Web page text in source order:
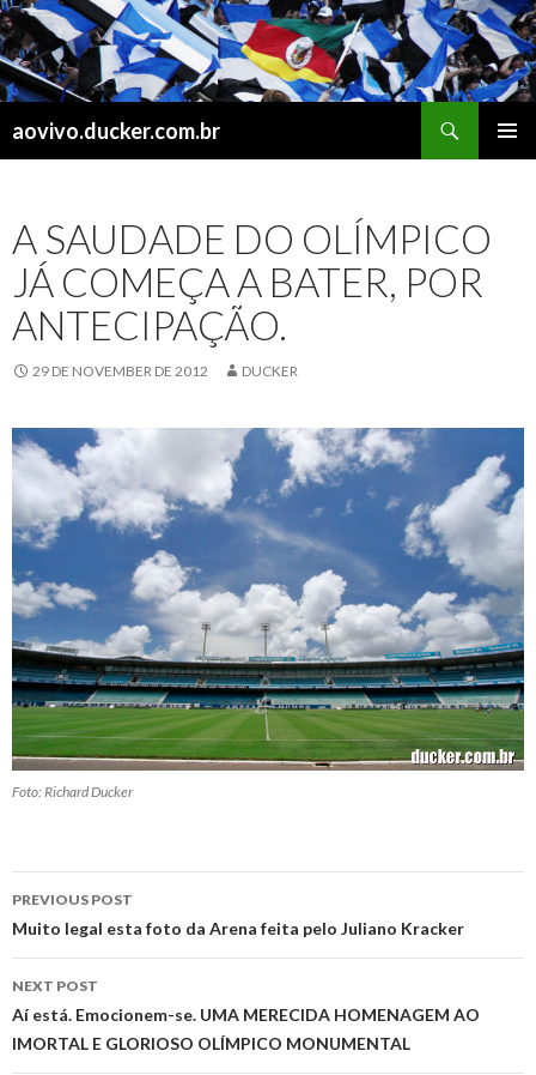
aovivo.ducker.com.br
A SAUDADE DO OLÍMPICO
JÁ COMEÇA A BATER, POR
ANTECIPAÇÃO.
29 DE NOVEMBER DE 2012 DUCKER
Foto: Richard Ducker
Post
navigation
PREVIOUS POST
Muito legal esta foto da Arena feita pelo Juliano Kracker
NEXT POST
Aí está. Emocionem-se. UMA MERECIDA HOMENAGEM AO
IMORTAL E GLORIOSO OLÍMPICO MONUMENTAL